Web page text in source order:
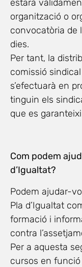
estarà
organització o
convocatòria de
dies.
Per tant, la
comissió
s’efectuarà en
tinguin els
que es
Com podem
d’Igualtat?
Podem ajudar-
Pla d’Igualtat
formació i
contra
Per a aquesta
cursos en